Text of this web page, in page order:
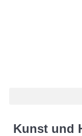
Kunst und